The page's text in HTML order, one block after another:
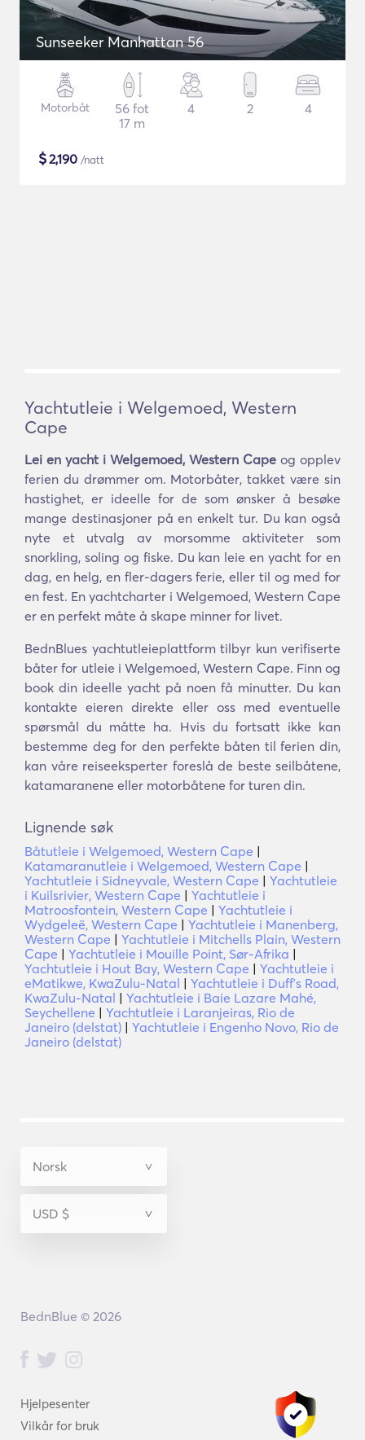
Sunseeker Manhattan 56
Motorbåt
56 fot
17 m
4 2 4
$2,190 /natt
Yachtutleie i Welgemoed, Western
Cape
Lei en yacht i Welgemoed, Western Cape og opplev
ferien du drømmer om. Motorbåter, takket være sin
hastighet, er ideelle for de som ønsker å besøke
mange destinasjoner på en enkelt tur. Du kan også
nyte et utvalg av morsomme aktiviteter som
snorkling, soling og fiske. Du kan leie en yacht for en
dag, en helg, en fler-dagers ferie, eller til og med for
en fest. En yachtcharter i Welgemoed, Western Cape
er en perfekt måte å skape minner for livet.
BednBlues yachtutleieplattform tilbyr kun verifiserte
båter for utleie i Welgemoed, Western Cape. Finn og
book din ideelle yacht på noen få minutter. Du kan
kontakte eieren direkte eller oss med eventuelle
spørsmål du måtte ha. Hvis du fortsatt ikke kan
bestemme deg for den perfekte båten til ferien din,
kan våre reiseeksperter foreslå de beste seilbåtene,
katamaranene eller motorbåtene for turen din.
Lignende søk
Båtutleie i Welgemoed, Western Cape |
Katamaranutleie i Welgemoed, Western Cape |
Yachtutleie i Sidneyvale, Western Cape | Yachtutleie
i Kuilsrivier, Western Cape | Yachtutleie i
Matroosfontein, Western Cape | Yachtutleie i
Wydgeleë, Western Cape | Yachtutleie i Manenberg,
Western Cape | Yachtutleie i Mitchells Plain, Western
Cape | Yachtutleie i Mouille Point, Sør-Afrika |
Yachtutleie i Hout Bay, Western Cape | Yachtutleie i
eMatikwe, KwaZulu-Natal | Yachtutleie i Duffʼs Road,
KwaZulu-Natal | Yachtutleie i Baie Lazare Mahé,
Seychellene | Yachtutleie i Laranjeiras, Rio de
Janeiro (delstat) | Yachtutleie i Engenho Novo, Rio de
Janeiro (delstat)
Hjelpesenter
Vilkår for bruk
BednBlue © 2026